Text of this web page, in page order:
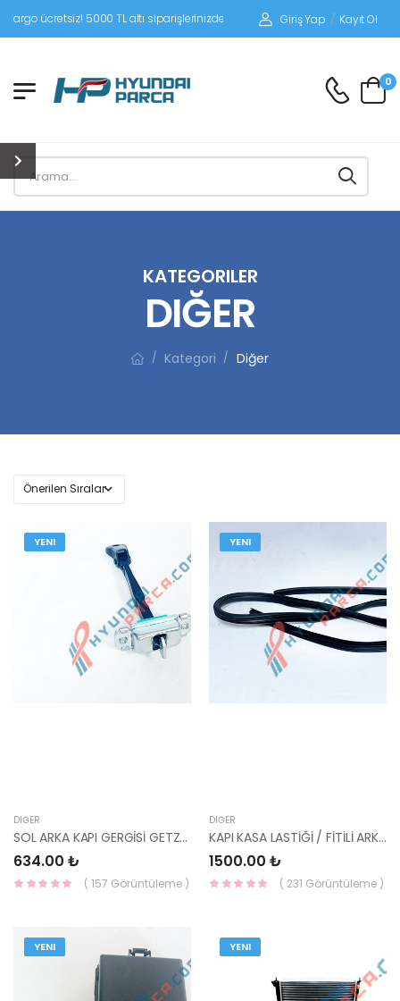
5000 TL altı siparişlerinizde siparişleriniz alıcı ödemeli gönderilir.
Giriş Yap / Kayıt Ol
0
KATEGORILER
DIĞER
/ Kategori / Diğer
YENI
DIĞER
SOL ARKA KAPI GERGİSİ GETZ 79480-1C000-HMC
634.00 ₺
( 157 Görüntüleme )
YENI
DIĞER
KAPI KASA LASTİĞİ / FİTİLİ ARKA SAĞ BLUE 83120-1R0004X-HMC
1500.00 ₺
( 231 Görüntüleme )
YENI YENI